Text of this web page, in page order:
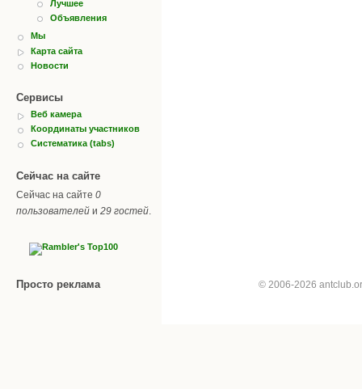
Лучшее
Объявления
Мы
Карта сайта
Новости
Сервисы
Веб камера
Координаты участников
Систематика (tabs)
Сейчас на сайте
Сейчас на сайте 0
пользователей и 29 гостей.
Просто реклама © 2006-2026